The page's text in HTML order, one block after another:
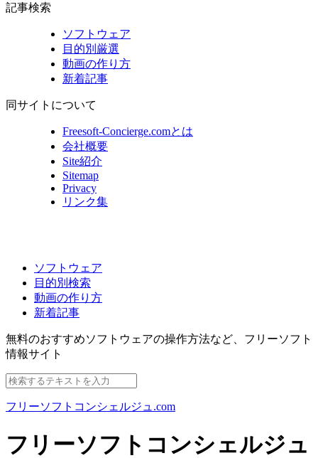
記事検索
ソフトウェア
目的別厳選
動画の作り方
新着記事
同サイトについて
Freesoft-Concierge.comとは
会社概要
Site紹介
Sitemap
Privacy
リンク集
ソフトウェア
目的別検索
動画の作り方
新着記事
無料のおすすめソフトウェアの操作方法など、 フリーソフト
情報サイト
フリーソフトコンシェルジュ.com
フリーソフトコンシェルジュ